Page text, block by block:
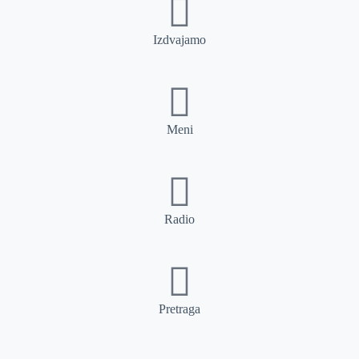
Izdvajamo
Meni
Radio
Pretraga